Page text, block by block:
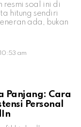
resmi soal ini di
hitung sendiri
ada, bukan
am
Panjang: Cara
Personal